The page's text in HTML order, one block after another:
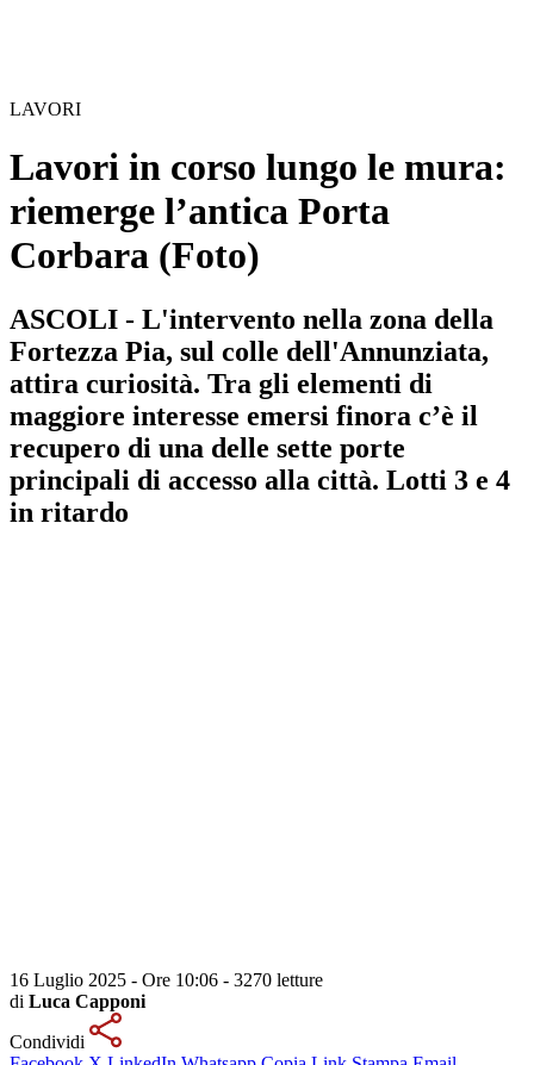
LAVORI
Lavori in corso lungo le mura:
riemerge l’antica Porta
Corbara (Foto)
ASCOLI - L'intervento nella zona della
Fortezza Pia, sul colle dell'Annunziata,
attira curiosità. Tra gli elementi di
maggiore interesse emersi finora c’è il
recupero di una delle sette porte
principali di accesso alla città. Lotti 3 e 4
in ritardo
16 Luglio 2025 - Ore 10:06 - 3270 letture
di Luca Capponi
Condividi